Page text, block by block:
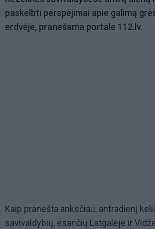
paskelbti perspėjimai apie galimą
erdvėje, pranešama portale 112.lv.
Kaip pranešta anksčiau, antradienį
savivaldybių, esančių Latgalėje ir